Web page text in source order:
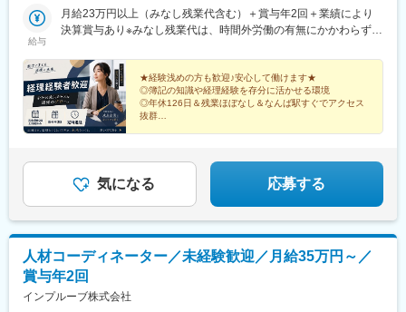
給与
月給23万円以上（みなし残業代含む）＋賞与年2回＋業績により
決算賞与あり※みなし残業代は、時間外労働の有無にかかわらず月
追加で支給します※経験・スキルを考慮の上、決定します【年収
例】入社3年目／370万円★経験浅めの方も歓迎♪安心して働けます★
◎簿記の知識や経理経験を存分に活かせる環境
◎年休126日＆残業ほぼなし＆なんば駅すぐでアクセス
抜群
気になる 応募する
人材コーディネーター／未経験歓迎／月給35万円～／
賞与年2回
インプルーブ株式会社